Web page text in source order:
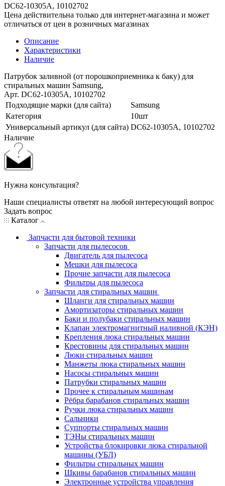
DC62-10305A, 10102702
Цена действительна только для интернет-магазина и может
отличаться от цен в розничных магазинах
Описание
Характеристики
Наличие
Патрубок заливной (от порошкоприемника к баку) для
стиральных машин Samsung,
Арт. DC62-10305A, 10102702
Подходящие марки (для сайта)
Samsung
Категория
10шт
Универсальный артикул (для сайта) DC62-10305A, 10102702
Наличие
Нужна консультация?
Наши специалисты ответят на любой интересующий вопрос
Задать вопрос
Каталог
Запчасти для бытовой техники
Запчасти для пылесосов
Двигатель для пылесоса
Мешки для пылесоса
Прочие запчасти для пылесоса
Фильтры для пылесоса
Запчасти для стиральных машин
Шланги для стиральных машин
Амортизаторы стиральных машин
Баки и полубаки стиральных машин
Клапан электромагнитный наливной (КЭН)
Крепления люка стиральных машин
Крестовины для стиральных машин
Люки стиральных машин
Манжеты люка стиральных машин
Насосы стиральных машин
Патрубки стиральных машин
Прочее к стиральным машинам
Рёбра барабанов стиральных машин
Ручки люка стиральных машин
Сальники
Суппорты стиральных машин
ТЭНы стиральных машин
Устройства блокировки люка стиральной
машины (УБЛ)
Фильтры стиральных машин
Шкивы барабанов стиральных машин
Электронные устройства управления